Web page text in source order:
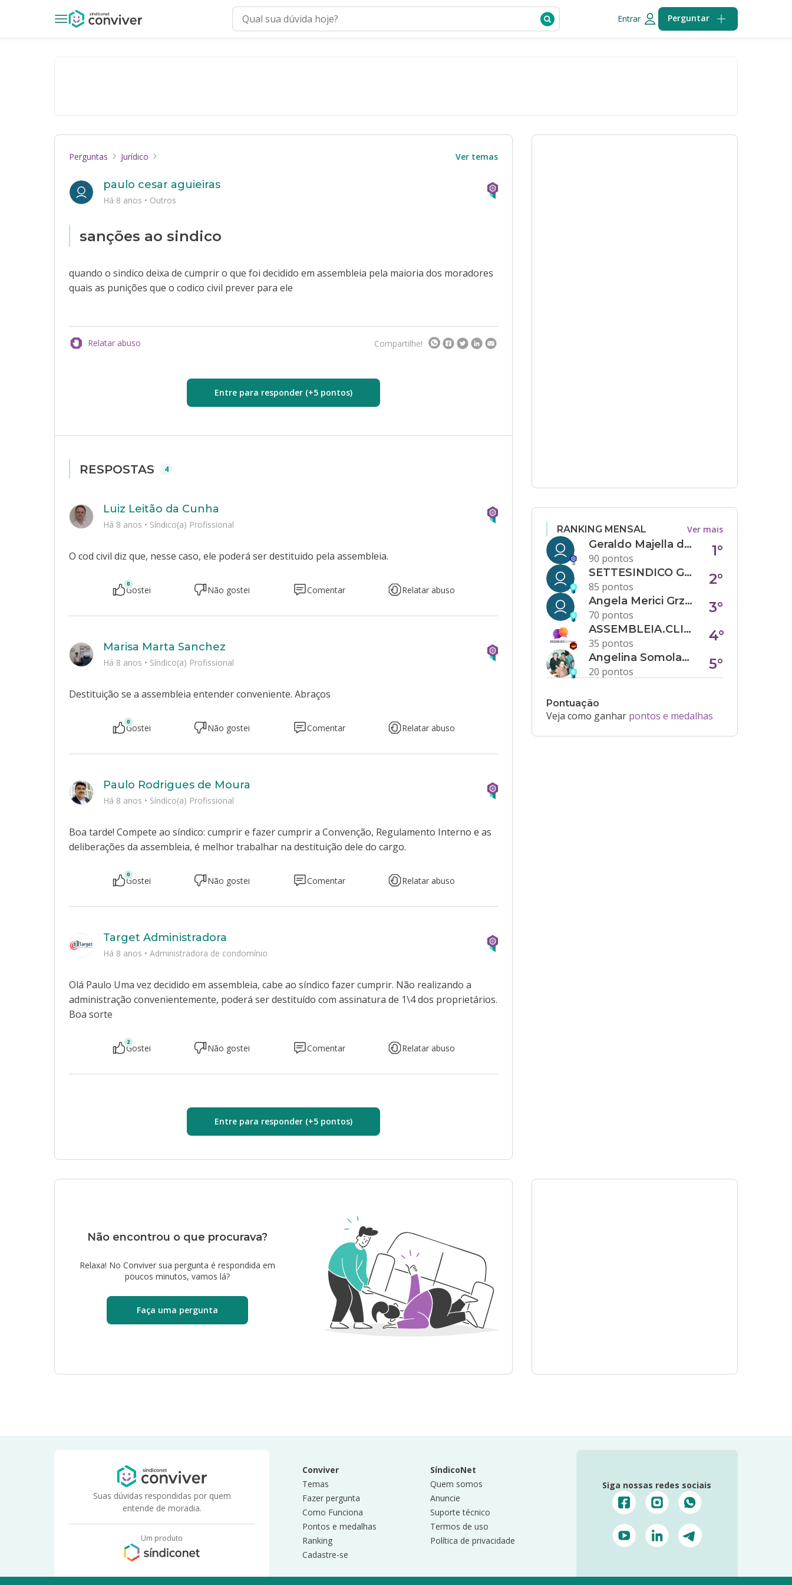
Entrar Perguntar
Perguntas Jurídico Ver temas
sanções ao sindico
quando o sindico deixa de cumprir o que foi decidido em assembleia pela maioria dos moradores
quais as punições que o codico civil prever para ele
paulo cesar aguieiras
Há 8 anos • Outros
Relatar abuso Compartilhe!
Entre para responder (+5 pontos)
RESPOSTAS 4
O cod civil diz que, nesse caso, ele poderá ser destituido pela assembleia.
Luiz Leitão da Cunha
Há 8 anos • Síndico(a) Profissional
0
Gostei Não gostei Comentar Relatar abuso
Destituição se a assembleia entender conveniente. Abraços
Marisa Marta Sanchez
Há 8 anos • Síndico(a) Profissional
0
Gostei Não gostei Comentar Relatar abuso
Boa tarde! Compete ao síndico: cumprir e fazer cumprir a Convenção, Regulamento Interno e as
deliberações da assembleia, é melhor trabalhar na destituição dele do cargo.
Paulo Rodrigues de Moura
Há 8 anos • Síndico(a) Profissional
0
Gostei Não gostei Comentar Relatar abuso
Olá Paulo Uma vez decidido em assembleia, cabe ao síndico fazer cumprir. Não realizando a
administração convenientemente, poderá ser destituído com assinatura de 1\4 dos proprietários.
Boa sorte
Target Administradora
Há 8 anos • Administradora de condomínio
2
Gostei Não gostei Comentar Relatar abuso
Entre para responder (+5 pontos)
Não encontrou o que procurava?
Relaxa! No Conviver sua pergunta é respondida em
poucos minutos, vamos lá?
Faça uma pergunta
RANKING MENSAL Ver mais
Geraldo Majella da Silva
90 pontos
1°
SETTESINDICO GOVERNANÇA CONDOMINIAL
85 pontos
2°
Angela Merici Grzybowski
70 pontos
3°
ASSEMBLEIA.CLICK
35 pontos
4°
Angelina Somolanji R. Oliveira
20 pontos
5°
Pontuação
Veja como ganhar pontos e medalhas
Suas dúvidas respondidas por quem
entende de moradia.
Um produto
Conviver
Temas
Fazer pergunta
Como Funciona
Pontos e medalhas
Ranking
Cadastre-se
SíndicoNet
Quem somos
Anuncie
Suporte técnico
Termos de uso
Política de privacidade
Siga nossas redes sociais